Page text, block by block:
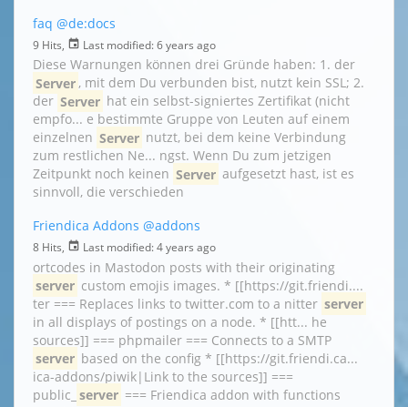
faq @de:docs
9 Hits, Last modified: 6 years ago
Diese Warnungen können drei Gründe haben: 1. der
Server , mit dem Du verbunden bist, nutzt kein SSL; 2.
der Server hat ein selbst-signiertes Zertifikat (nicht
empfo... e bestimmte Gruppe von Leuten auf einem
einzelnen Server nutzt, bei dem keine Verbindung
zum restlichen Ne... ngst. Wenn Du zum jetzigen
Zeitpunkt noch keinen Server aufgesetzt hast, ist es
sinnvoll, die verschieden
Friendica Addons @addons
8 Hits, Last modified: 4 years ago
ortcodes in Mastodon posts with their originating
server custom emojis images. * [[https://git.friendi....
ter === Replaces links to twitter.com to a nitter server
in all displays of postings on a node. * [[htt... he
sources]] === phpmailer === Connects to a SMTP
server based on the config * [[https://git.friendi.ca...
ica-addons/piwik|Link to the sources]] ===
public_ server === Friendica addon with functions